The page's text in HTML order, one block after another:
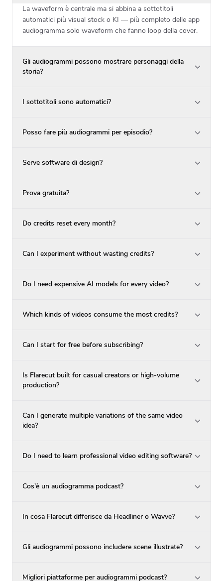
La waveform è centrale ma si abbina a sottotitoli
automatici più visual stock o KI — più completo delle app
audiogramma solo waveform che fanno loop della cover.
Gli audiogrammi possono mostrare personaggi della
storia?
I sottotitoli sono automatici?
Posso fare più audiogrammi per episodio?
Serve software di design?
Prova gratuita?
Do credits reset every month?
Can I experiment without wasting credits?
Do I need expensive AI models for every video?
Which kinds of videos consume the most credits?
Can I start for free before subscribing?
Is Flarecut built for casual creators or high-volume
production?
Can I generate multiple variations of the same video
idea?
Do I need to learn professional video editing software?
Cos'è un audiogramma podcast?
In cosa Flarecut differisce da Headliner o Wavve?
Gli audiogrammi possono includere scene illustrate?
Migliori piattaforme per audiogrammi podcast?